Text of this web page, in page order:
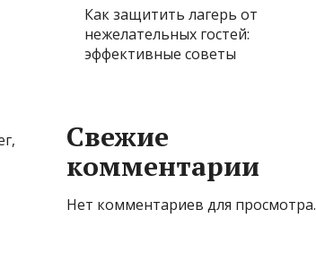
Как защитить лагерь от
нежелательных гостей:
эффективные советы
Свежие
комментарии
Нет комментариев для просмотра.